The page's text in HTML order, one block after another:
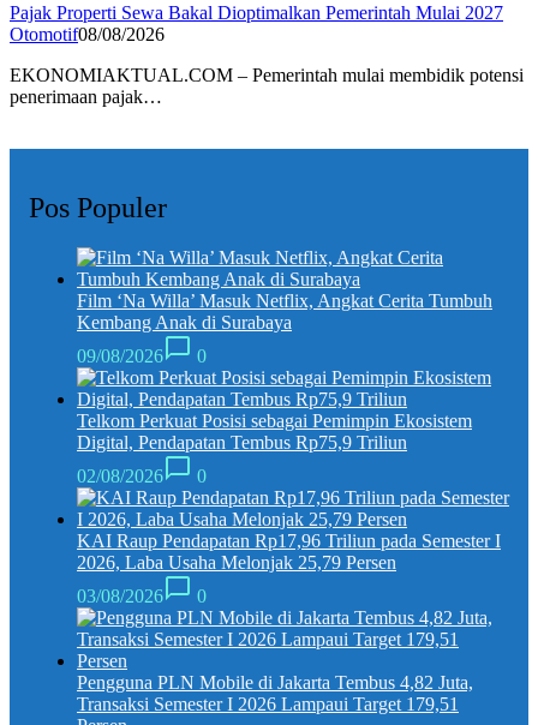
Pajak Properti Sewa Bakal Dioptimalkan Pemerintah Mulai 2027
Otomotif08/08/2026
EKONOMIAKTUAL.COM – Pemerintah mulai membidik potensi
penerimaan pajak…
Pos Populer
Film ‘Na Willa’ Masuk Netflix, Angkat Cerita Tumbuh
Kembang Anak di Surabaya
09/08/2026
0
Telkom Perkuat Posisi sebagai Pemimpin Ekosistem
Digital, Pendapatan Tembus Rp75,9 Triliun
02/08/2026
0
KAI Raup Pendapatan Rp17,96 Triliun pada Semester I
2026, Laba Usaha Melonjak 25,79 Persen
03/08/2026
0
Pengguna PLN Mobile di Jakarta Tembus 4,82 Juta,
Transaksi Semester I 2026 Lampaui Target 179,51